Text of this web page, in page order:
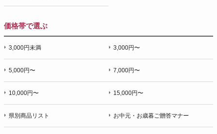
価格帯で選ぶ
3,000円未満 3,000円〜
5,000円〜 7,000円〜
10,000円〜 15,000円〜
県別商品リスト お中元・お歳暮ご贈答マナー